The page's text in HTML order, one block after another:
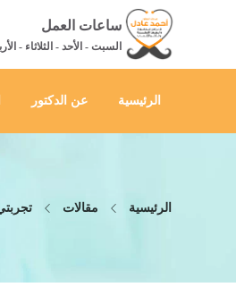
ساعات العمل
السبت - الأحد - الثلاثاء - الأربعاء من
الرئيسية عن الدكتور
الرئيسية مقالات